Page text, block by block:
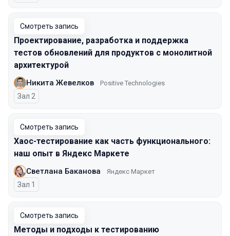
Смотреть запись
Проектирование, разработка и поддержка
тестов обновлений для продуктов с монолитной
архитектурой
Никита Жевелков Positive Technologies
Зал 2
Смотреть запись
Хаос-тестирование как часть функционального:
наш опыт в Яндекс Маркете
Светлана Баканова Яндекс Маркет
Зал 1
Смотреть запись
Методы и подходы к тестированию